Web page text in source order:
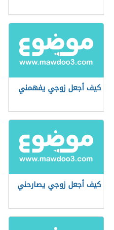
كيف أجعل زوجي يفهمني
كيف أجعل زوجي يصارحني